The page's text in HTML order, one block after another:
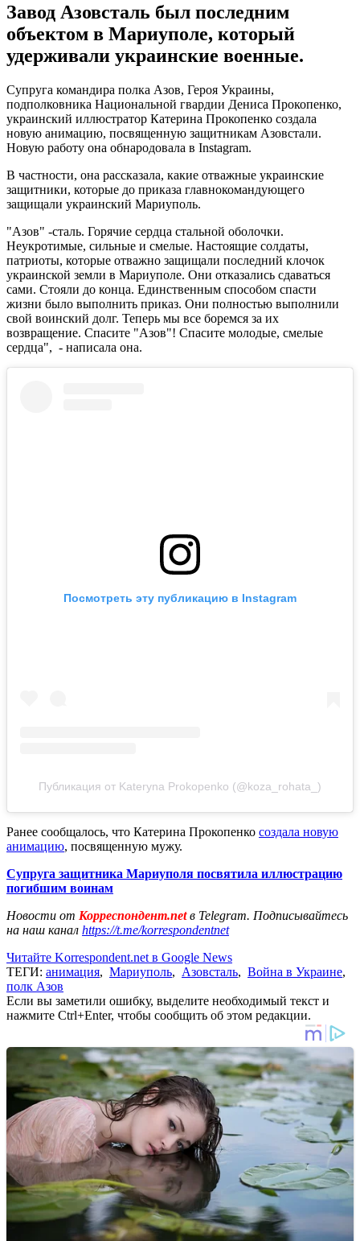
Завод Азовсталь был последним
объектом в Мариуполе, который
удерживали украинские военные.
Супруга командира полка Азов, Героя Украины,
подполковника Национальной гвардии Дениса Прокопенко,
украинский иллюстратор Катерина Прокопенко создала
новую анимацию, посвященную защитникам Азовстали.
Новую работу она обнародовала в Instagram.
В частности, она рассказала, какие отважные украинские
защитники, которые до приказа главнокомандующего
защищали украинский Мариуполь.
"Азов" -сталь. Горячие сердца стальной оболочки.
Неукротимые, сильные и смелые. Настоящие солдаты,
патриоты, которые отважно защищали последний клочок
украинской земли в Мариуполе. Они отказались сдаваться
сами. Стояли до конца. Единственным способом спасти
жизни было выполнить приказ. Они полностью выполнили
свой воинский долг. Теперь мы все боремся за их
возвращение. Спасите "Азов"! Спасите молодые, смелые
сердца", - написала она.
Посмотреть эту публикацию в Instagram
Публикация от Kateryna Prokopenko (@koza_rohata_)
Ранее сообщалось, что Катерина Прокопенко создала новую
анимацию, посвященную мужу.
Супруга защитника Мариуполя посвятила иллюстрацию
погибшим воинам
Новости от Корреспондент.netв Telegram. Подписывайтесь
на наш канал https://t.me/korrespondentnet
Читайте Korrespondent.net в Google News
ТЕГИ: анимация, Мариуполь, Азовсталь, Война в Украине,
полк Азов
Если вы заметили ошибку, выделите необходимый текст и
нажмите Ctrl+Enter, чтобы сообщить об этом редакции.